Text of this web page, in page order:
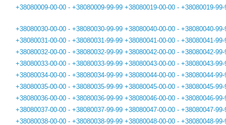
+38080009-00-00 - +38080009-99-99 +38080019-00-00 - +38080019-99-
+38080030-00-00 - +38080030-99-99
+38080031-00-00 - +38080031-99-99
+38080032-00-00 - +38080032-99-99
+38080033-00-00 - +38080033-99-99
+38080034-00-00 - +38080034-99-99
+38080035-00-00 - +38080035-99-99
+38080036-00-00 - +38080036-99-99
+38080037-00-00 - +38080037-99-99
+38080038-00-00 - +38080038-99-99
+38080040-00-00 - +38080040-99-
+38080041-00-00 - +38080041-99-
+38080042-00-00 - +38080042-99-
+38080043-00-00 - +38080043-99-
+38080044-00-00 - +38080044-99-
+38080045-00-00 - +38080045-99-
+38080046-00-00 - +38080046-99-
+38080047-00-00 - +38080047-99-
+38080048-00-00 - +38080048-99-